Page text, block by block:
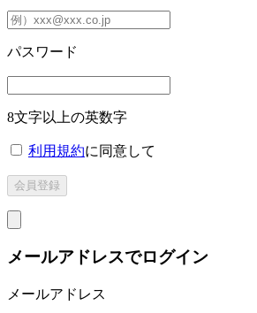
パスワード
8文字以上の英数字
利用規約に同意して
メールアドレスでログイン
メールアドレス